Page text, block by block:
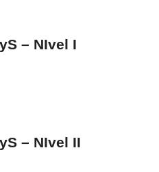
– NIvel I
– NIvel II